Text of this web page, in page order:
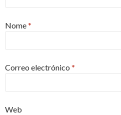
Nome*
Correo electrónico *
Web